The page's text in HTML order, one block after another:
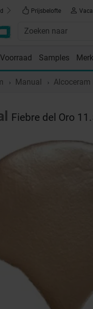
Prijsbelofte
Voorraad Samples
Showroom
Manual Alcoceram
Fiebre del Oro